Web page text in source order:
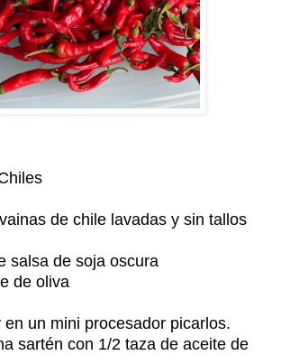
de chile lavadas y sin tallos
salsa de soja oscura
de oliva
en un mini procesador picarlos.
sartén con 1/2 taza de aceite de